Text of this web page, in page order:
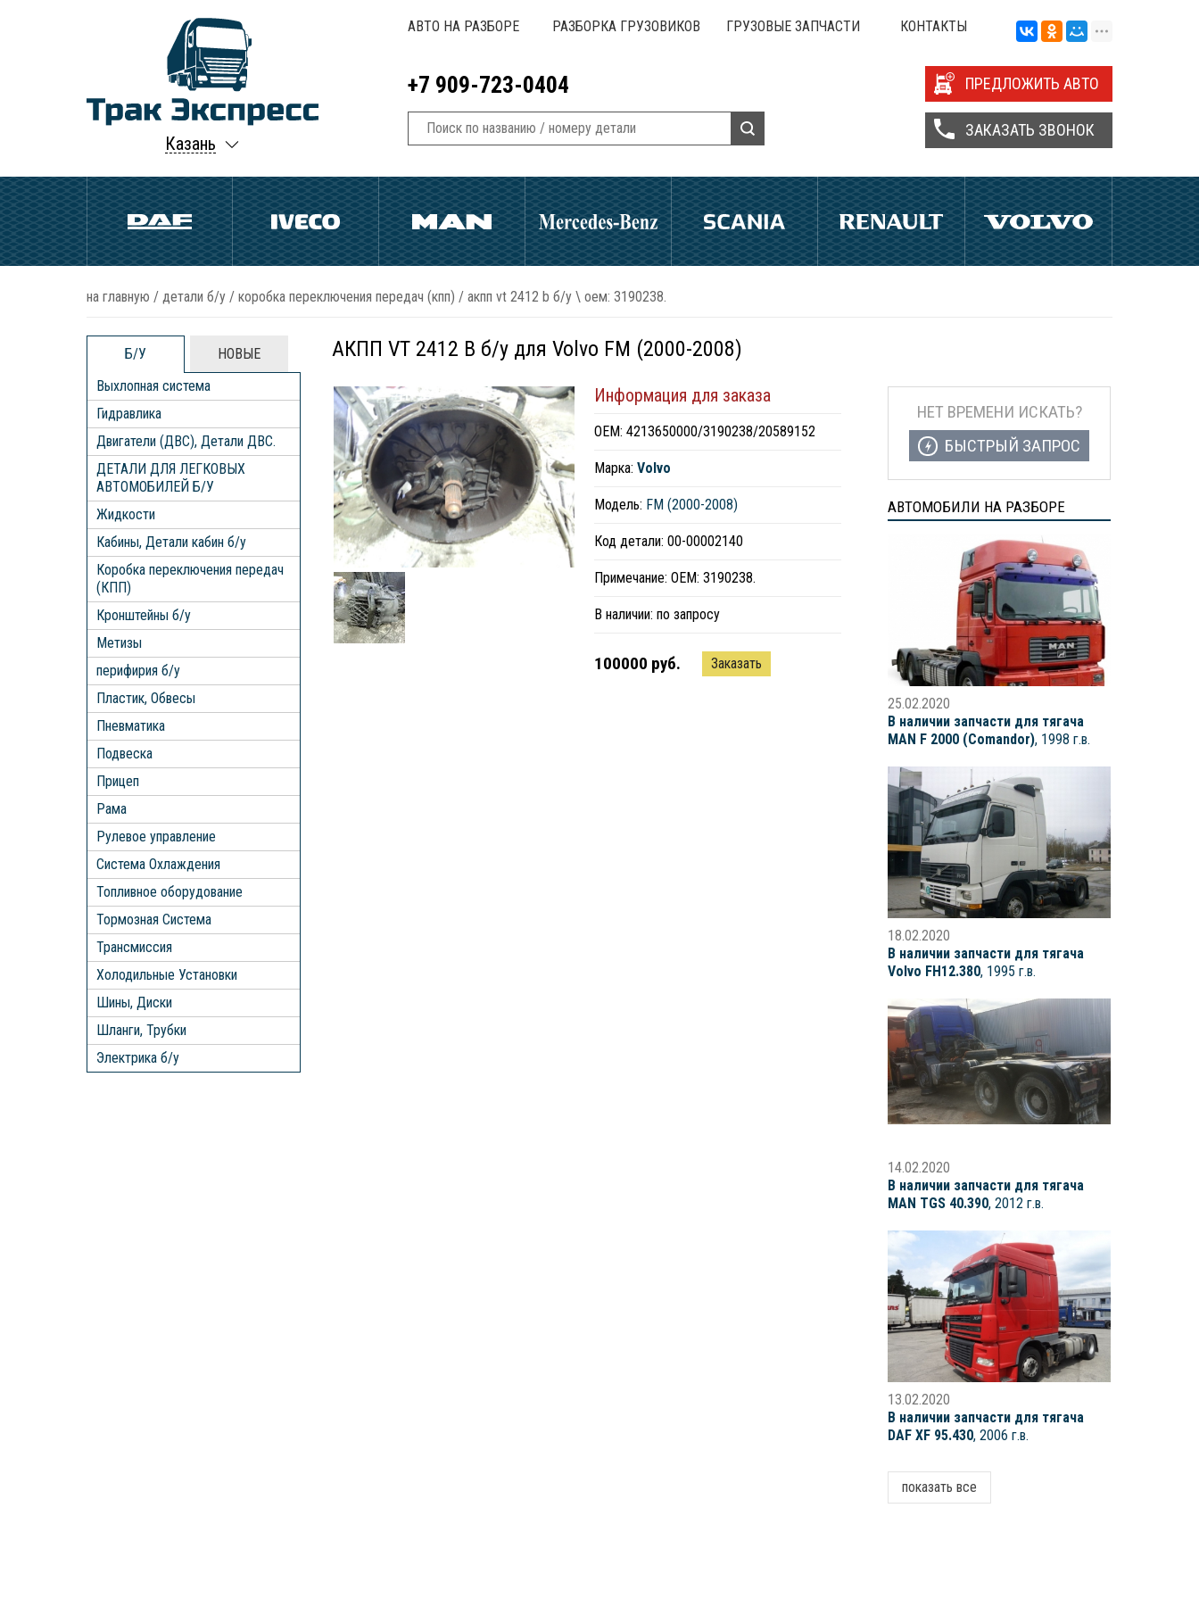
Казань
АВТО НА РАЗБОРЕ РАЗБОРКА ГРУЗОВИКОВ ГРУЗОВЫЕ ЗАПЧАСТИ КОНТАКТЫ
+7 909-723-0404 ПРЕДЛОЖИТЬ АВТО
ЗАКАЗАТЬ ЗВОНОК
на главную / детали б/у / коробка переключения передач (кпп) / акпп vt 2412 b б/у \ оем: 3190238.
Б/У
НОВЫЕ
Выхлопная система
Гидравлика
Двигатели (ДВС), Детали ДВС.
ДЕТАЛИ ДЛЯ ЛЕГКОВЫХ
АВТОМОБИЛЕЙ Б/У
Жидкости
Кабины, Детали кабин б/у
Коробка переключения передач
(КПП)
Кронштейны б/у
Метизы
перифирия б/у
Пластик, Обвесы
Пневматика
Подвеска
Прицеп
Рама
Рулевое управление
Система Охлаждения
Топливное оборудование
Тормозная Система
Трансмиссия
Холодильные Установки
Шины, Диски
Шланги, Трубки
Электрика б/у
АКПП VT 2412 B б/у для Volvo FM (2000-2008)
Информация для заказа
ОЕМ: 4213650000/3190238/20589152
Марка: Volvo
Модель: FM (2000-2008)
Код детали: 00-00002140
Примечание: ОЕМ: 3190238.
В наличии: по запросу
100000 руб. Заказать
НЕТ ВРЕМЕНИ ИСКАТЬ?
БЫСТРЫЙ ЗАПРОС
АВТОМОБИЛИ НА РАЗБОРЕ
25.02.2020
В наличии запчасти для тягача
MAN F 2000 (Comandor), 1998 г.в.
18.02.2020
В наличии запчасти для тягача
Volvo FH12.380, 1995 г.в.
14.02.2020
В наличии запчасти для тягача
MAN TGS 40.390, 2012 г.в.
13.02.2020
В наличии запчасти для тягача
DAF XF 95.430, 2006 г.в.
показать все